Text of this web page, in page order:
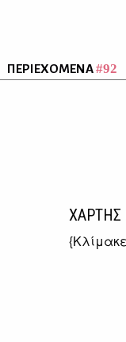
ΠΕΡΙΕΧΟΜΕΝΑ#92
ΧΑΡΤΗΣ
{